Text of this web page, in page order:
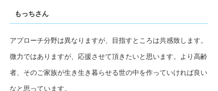
もっちさん
アプローチ分野は異なりますが、目指すところは共感致します。
微力ではありますが、応援させて頂きたいと思います。より高齢
者、そのご家族が生き生き暮らせる世の中を作っていければ良い
なと思っています。